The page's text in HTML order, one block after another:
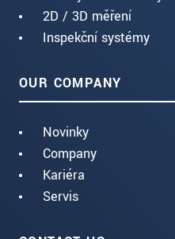
2D / 3D měření
Inspekční systémy
OUR COMPANY
Novinky
Company
Kariéra
Servis